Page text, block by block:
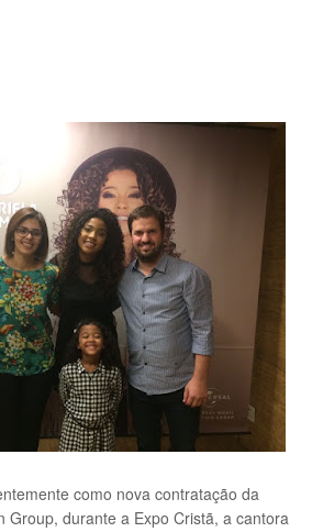
como nova contratação da
Group, durante a Expo Cristã, a cantora